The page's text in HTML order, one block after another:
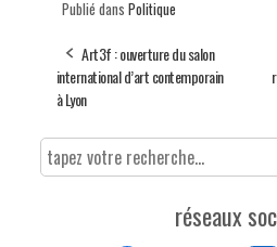
Publié dans Politique
Art3f : ouverture du salon
international d’art contemporain
à Lyon
réseaux